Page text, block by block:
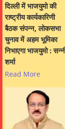
दिल्ली में भाजयुमो की
राष्ट्रीय कार्यकारिणी
बैठक संपन्न, लोकसभा
चुनाव में अहम भूमिका
निभाएगा भाजयुमो :
शर्मा
Read More